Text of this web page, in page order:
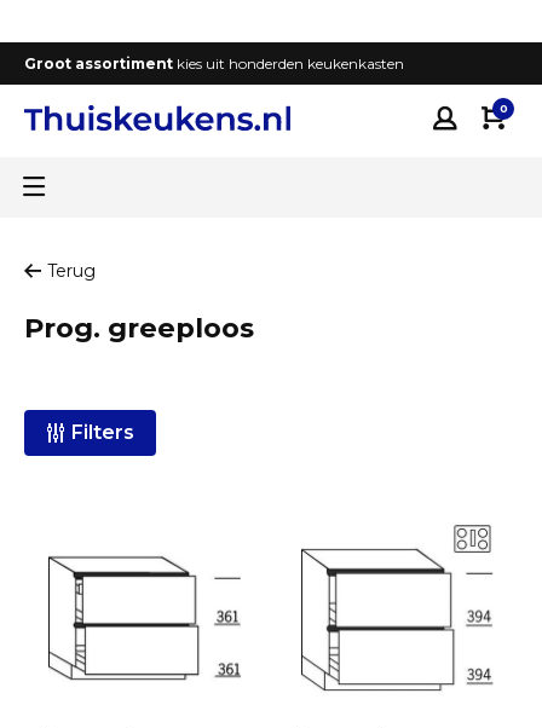
Groot assortiment kies uit honderden keukenkasten
0
Terug
Prog. greeploos
Filters